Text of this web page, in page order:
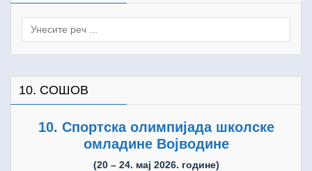
Search
10. СОШОВ
10. Спортска олимпијада школске
омладине Војводине
(20 – 24. мај 2026. године)